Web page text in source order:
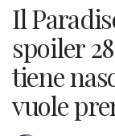
Il
spoiler
tiene
vuole